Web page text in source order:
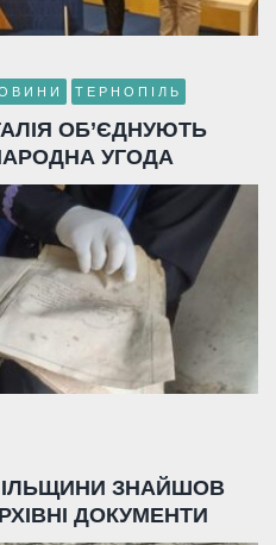
ТЕРНОПІЛЬ
ОБ’ЄДНУЮТЬ
УГОДА
ЗНАЙШОВ
ДОКУМЕНТИ